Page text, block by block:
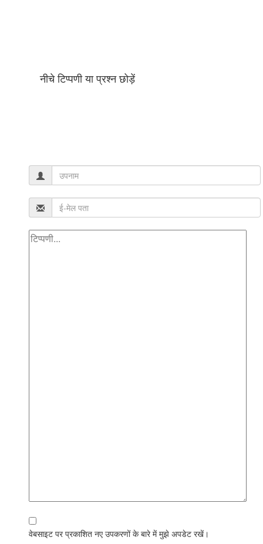
नीचे टिप्पणी या प्रश्न छोड़ें
वेबसाइट पर प्रकाशित नए उपकरणों के बारे में मुझे अपडेट रखें।